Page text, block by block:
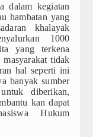
dalam kegiatan
hambatan yang
khalayak
1000
yang terkena
tidak
hal seperti ini
banyak sumber
diberikan,
kan dapat
Hukum